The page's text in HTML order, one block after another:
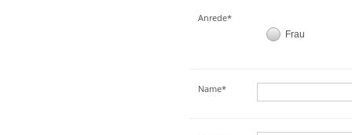
Anrede*
Frau
Name*